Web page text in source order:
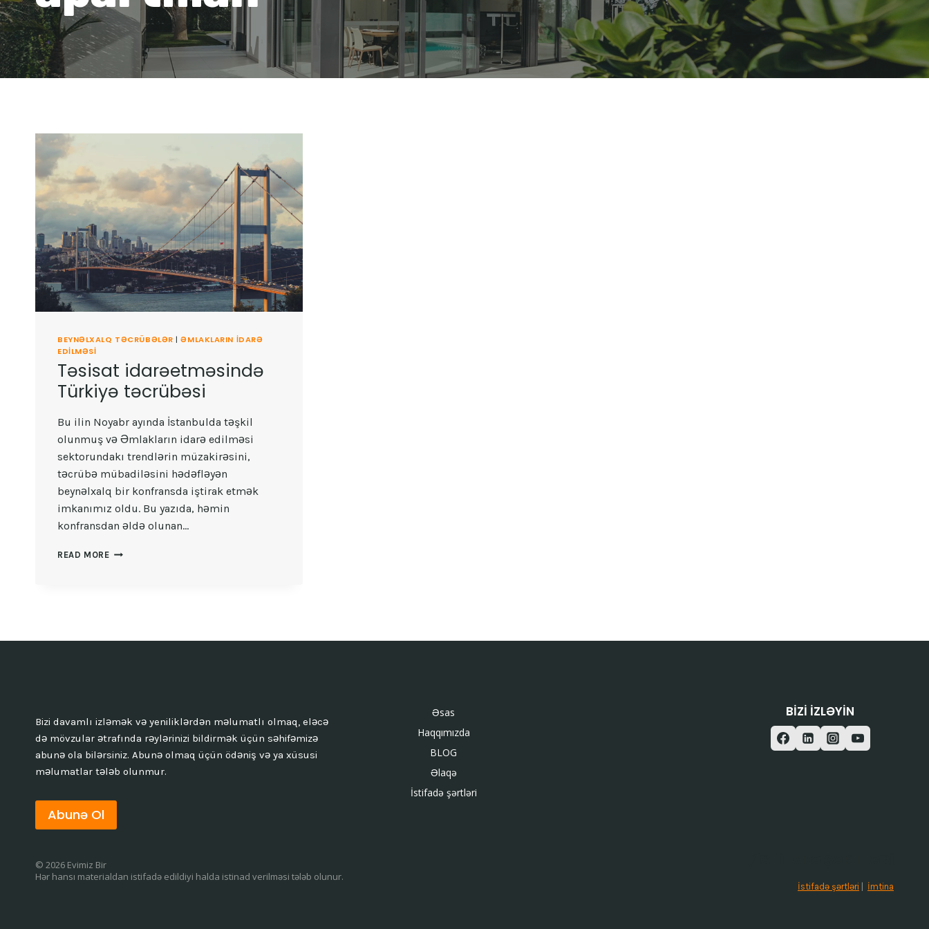
BEYNƏLXALQ TƏCRÜBƏLƏR |ƏMLAKLARIN IDARƏ
EDILMƏSI
Təsisat idarəetməsində
Türkiyə təcrübəsi
Bu ilin Noyabr ayında İstanbulda təşkil
olunmuş və Əmlakların idarə edilməsi
sektorundakı trendlərin müzakirəsini,
təcrübə mübadiləsini hədəfləyən
beynəlxalq bir konfransda iştirak etmək
imkanımız oldu. Bu yazıda, həmin
konfransdan əldə olunan…
READ MORE TƏSISAT
Bizi davamlı izləmək və yeniliklərdən məlumatlı olmaq, eləcə
də mövzular ətrafında rəylərinizi bildirmək üçün səhifəmizə
abunə ola bilərsiniz. Abunə olmaq üçün ödəniş və ya xüsusi
məlumatlar tələb olunmur.
Abunə Ol
Əsas
Haqqımızda
BLOG
Əlaqə
İstifadə şərtləri
BIZI IZLƏYIN
© 2026 Evimiz Bir
Hər hansı materialdan istifadə edildiyi halda istinad verilməsi tələb olunur.
İstifadə şərtləri İmtina